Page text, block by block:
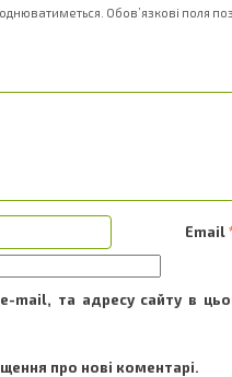
Обов’язкові поля
Email
mail, та адресу сайту в
про нові коментарі.